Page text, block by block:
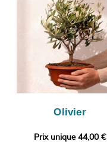
Olivier
Prix unique 44,00 €